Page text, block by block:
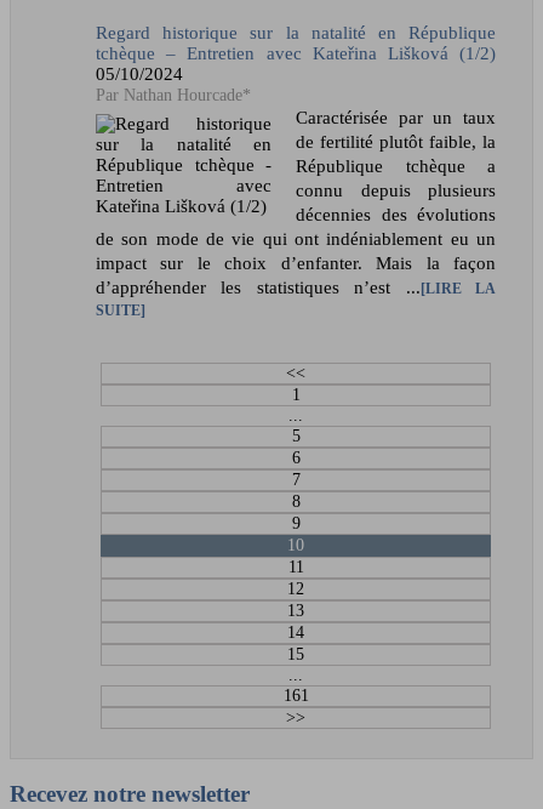
Regard historique sur la natalité en République
tchèque – Entretien avec Kateřina Lišková (1/2)
05/10/2024
Nathan Hourcade*
Caractérisée par un taux
de fertilité plutôt faible, la
République tchèque a
connu depuis plusieurs
décennies des évolutions
de son mode de vie qui ont indéniablement eu un
impact sur le choix d’enfanter. Mais la façon
d’appréhender les statistiques n’est ... LIRE LA
SUITE
<<
1
5
6
7
8
9
10
11
12
13
14
15
161
>>
Recevez notre newsletter